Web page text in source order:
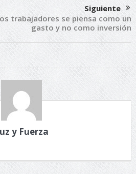
Siguiente
trabajadores se piensa como un
gasto y no como inversión
y Fuerza